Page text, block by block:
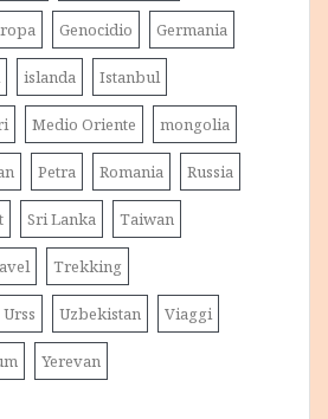
Genocidio Germania
islanda Istanbul
Medio Oriente mongolia
Petra Romania Russia
Sri Lanka Taiwan
Trekking
Urss Uzbekistan Viaggi
Yerevan